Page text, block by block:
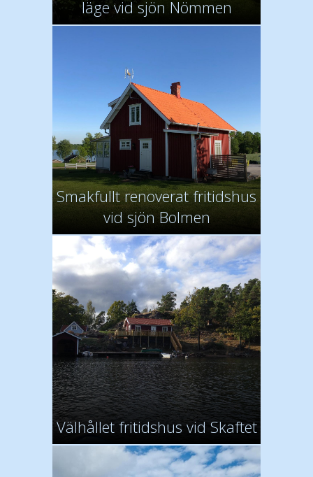
läge vid sjön Nömmen
Smakfullt renoverat fritidshus
vid sjön Bolmen
Välhållet fritidshus vid Skaftet